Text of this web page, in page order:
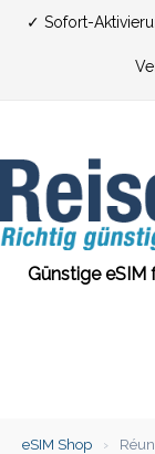
Zum✓ Sofort-
Günstige eSIM
eSIM Shop ›